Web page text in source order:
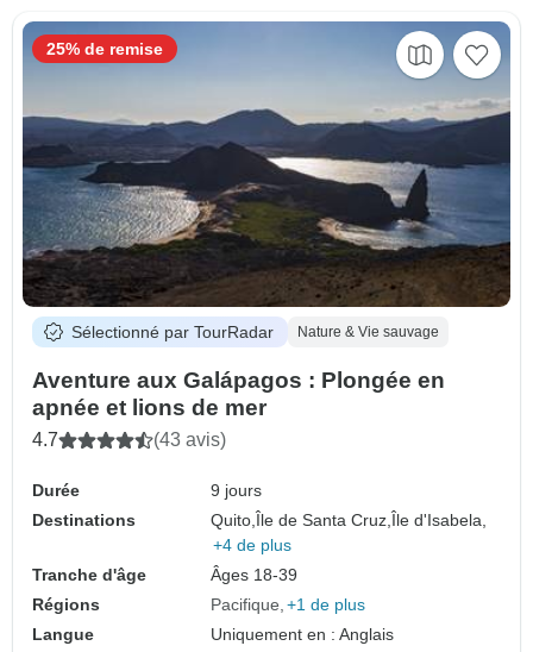
Sélectionné par TourRadar Nature & Vie sauvage
Aventure aux Galápagos : Plongée en
apnée et lions de mer
4.7 (43 avis)
Durée
9 jours
Destinations
Quito,Île de Santa Cruz,Île d'Isabela,
+4 de plus
Tranche d'âge
Âges 18-39
Régions
Pacifique +1 de plus
Langue
Uniquement en : Anglais
25% de remise